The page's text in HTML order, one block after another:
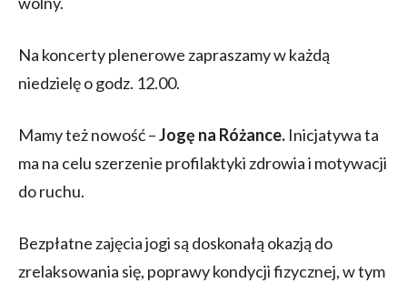
Na koncerty plenerowe zapraszamy w każdą
niedzielę o godz. 12.00.
Mamy też nowość –Jogę na Różance. Inicjatywa ta
ma na celu szerzenie profilaktyki zdrowia i motywacji
do ruchu.
Bezpłatne zajęcia jogi są doskonałą okazją do
zrelaksowania się, poprawy kondycji fizycznej, w tym